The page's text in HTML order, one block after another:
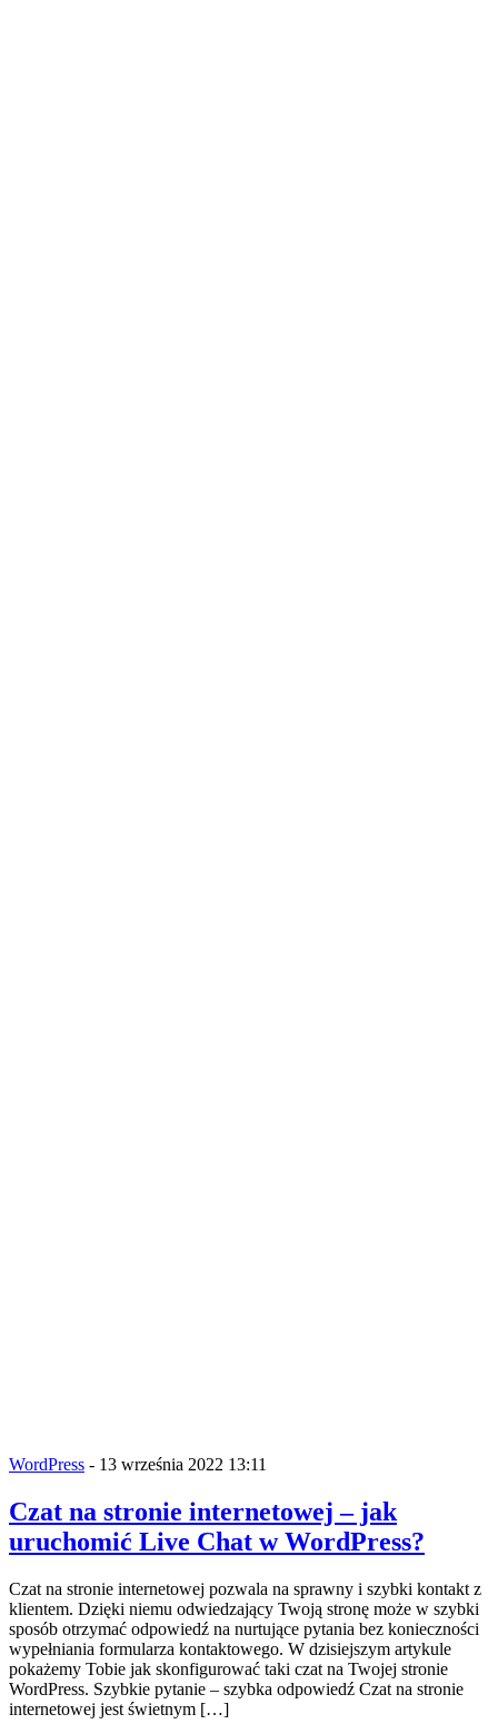
WordPress - 13 września 2022 13:11
Czat na stronie internetowej – jak
uruchomić Live Chat w WordPress?
Czat na stronie internetowej pozwala na sprawny i szybki kontakt z
klientem. Dzięki niemu odwiedzający Twoją stronę może w szybki
sposób otrzymać odpowiedź na nurtujące pytania bez konieczności
wypełniania formularza kontaktowego. W dzisiejszym artykule
pokażemy Tobie jak skonfigurować taki czat na Twojej stronie
WordPress. Szybkie pytanie – szybka odpowiedź Czat na stronie
internetowej jest świetnym […]